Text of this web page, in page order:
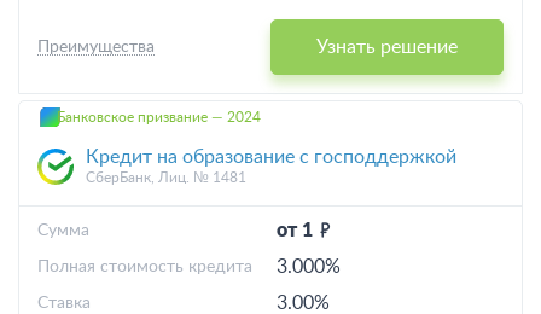
Узнать решение
Преимущества
Банковское призвание — 2024
Кредит на образование с господдержкой
СберБанк, Лиц. № 1481
от 1
Cумма
3.000%
Полная стоимость кредита
3.00%
Ставка